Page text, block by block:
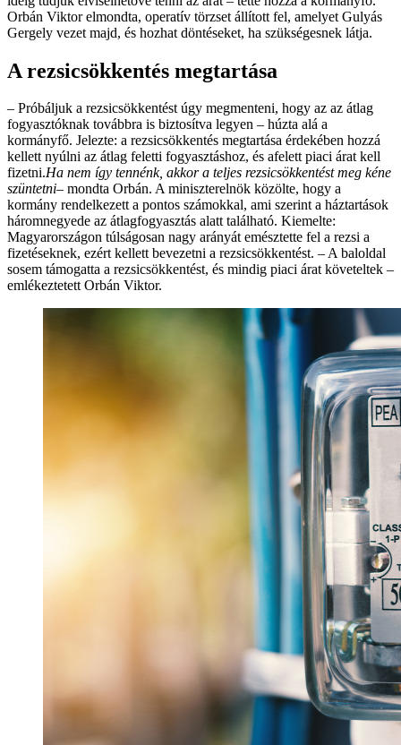
Orbán Viktor elmondta, operatív törzset állított fel, amelyet Gulyás
Gergely vezet majd, és hozhat döntéseket, ha szükségesnek látja.
A rezsicsökkentés megtartása
– Próbáljuk a rezsicsökkentést úgy megmenteni, hogy az az átlag
fogyasztóknak továbbra is biztosítva legyen – húzta alá a
kormányfő. Jelezte: a rezsicsökkentés megtartása érdekében hozzá
kellett nyúlni az átlag feletti fogyasztáshoz, és afelett piaci árat kell
fizetni.Ha nem így tennénk, akkor a teljes rezsicsökkentést meg kéne
szüntetni– mondta Orbán. A miniszterelnök közölte, hogy a
kormány rendelkezett a pontos számokkal, ami szerint a háztartások
háromnegyede az átlagfogyasztás alatt található. Kiemelte:
Magyarországon túlságosan nagy arányát emésztette fel a rezsi a
fizetéseknek, ezért kellett bevezetni a rezsicsökkentést. – A baloldal
sosem támogatta a rezsicsökkentést, és mindig piaci árat követeltek –
emlékeztetett Orbán Viktor.